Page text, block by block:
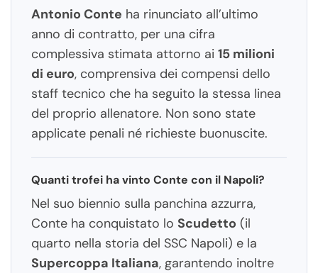
Antonio Conte ha rinunciato all’ultimo
anno di contratto, per una cifra
complessiva stimata attorno ai 15 milioni
di euro, comprensiva dei compensi dello
staff tecnico che ha seguito la stessa linea
del proprio allenatore. Non sono state
applicate penali né richieste buonuscite.
Quanti trofei ha vinto Conte con il Napoli?
Nel suo biennio sulla panchina azzurra,
Conte ha conquistato lo Scudetto (il
quarto nella storia del SSC Napoli) e la
Supercoppa Italiana, garantendo inoltre